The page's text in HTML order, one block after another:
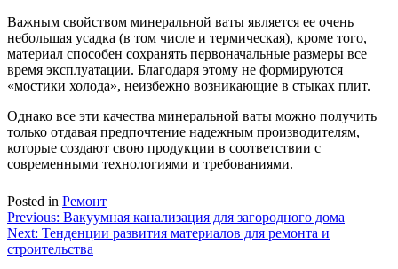
Важным свойством минеральной ваты является ее очень
небольшая усадка (в том числе и термическая), кроме того,
материал способен сохранять первоначальные размеры все
время эксплуатации. Благодаря этому не формируются
«мостики холода», неизбежно возникающие в стыках плит.
Однако все эти качества минеральной ваты можно получить
только отдавая предпочтение надежным производителям,
которые создают свою продукции в соответствии с
современными технологиями и требованиями.
Posted in Ремонт
Навигация
по
Previous: Вакуумная канализация для загородного дома
Next: Тенденции развития материалов для ремонта и
строительства